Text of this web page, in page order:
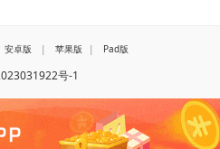
安卓版 | 苹果版 | Pad版
号-1